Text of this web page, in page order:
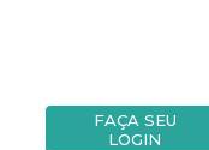
FAÇA SEU
LOGIN